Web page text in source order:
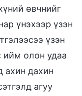
өвчнийг
үнэхээр үзэн
үзэн
ийм олон удаа
ахин дахин
агуу